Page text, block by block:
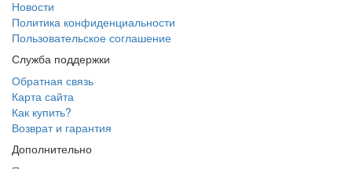
Новости
Политика конфиденциальности
Пользовательское соглашение
Служба поддержки
Обратная связь
Карта сайта
Как купить?
Возврат и гарантия
Дополнительно